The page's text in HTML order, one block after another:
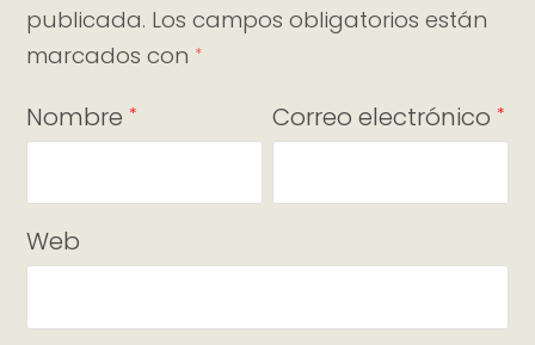
publicada. Los campos obligatorios están
marcados con *
Nombre * Correo electrónico *
Web